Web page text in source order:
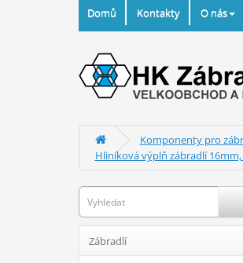
Domů Kontakty O nás
Komponenty pro
Hliníková výplň zábradlí 16mm,
Zábradlí